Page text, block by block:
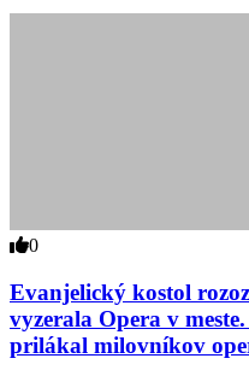
0
Evanjelický kostol
vyzerala Opera v
prilákal milovníkov